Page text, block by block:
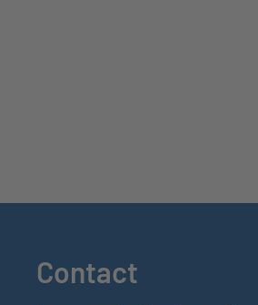
Contact